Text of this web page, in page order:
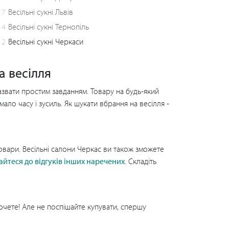
Весільні сукні Львів
4 Весільні сукні Тернопіль
2 Весільні сукні Черкаси
весілля
простим завданням. Товару на будь-який
часу і зусиль. Як шукати вбрання на весілля -
Весільні салони Черкас ви також зможете
до відгуків інших наречених. Складіть
Але не поспішайте купувати, спершу